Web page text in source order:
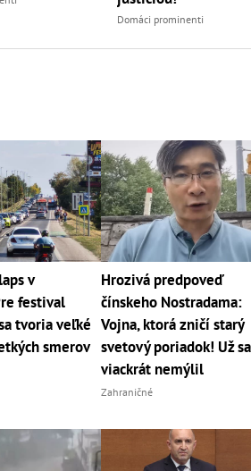
Domáci prominenti
v
festival
tvoria veľké
smerov
Hrozivá predpoveď
čínskeho Nostradama:
Vojna, ktorá zničí starý
svetový poriadok! Už sa
viackrát nemýlil
Zahraničné